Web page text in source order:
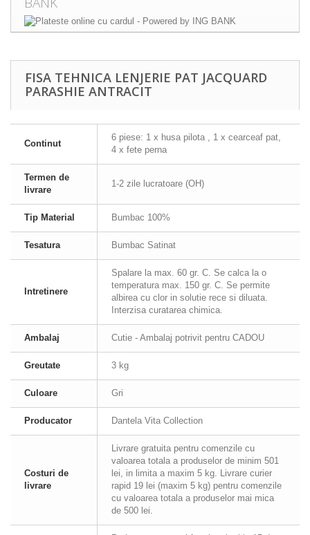
FISA TEHNICA LENJERIE PAT JACQUARD
PARASHIE ANTRACIT
Continut
6 piese: 1 x husa pilota , 1 x cearceaf pat,
4 x fete perna
Termen de
livrare
1-2 zile lucratoare (OH)
Tip Material Bumbac 100%
Tesatura Bumbac Satinat
Intretinere
Spalare la max. 60 gr. C. Se calca la o
temperatura max. 150 gr. C. Se permite
albirea cu clor in solutie rece si diluata.
Interzisa curatarea chimica.
Ambalaj Cutie - Ambalaj potrivit pentru CADOU
Greutate 3 kg
Culoare Gri
Producator Dantela Vita Collection
Costuri de
livrare
Livrare gratuita pentru comenzile cu
valoarea totala a produselor de minim 501
lei, in limita a maxim 5 kg. Livrare curier
rapid 19 lei (maxim 5 kg) pentru comenzile
cu valoarea totala a produselor mai mica
de 500 lei.